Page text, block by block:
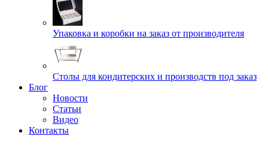
Упаковка и коробки на заказ от производителя
Cтолы для кондитерских и производств под заказ
Блог
Новости
Статьи
Видео
Контакты